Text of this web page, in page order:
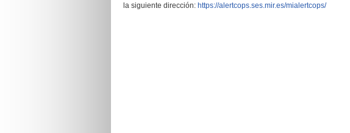
la siguiente dirección: https://alertcops.ses.mir.es/mialertcops/